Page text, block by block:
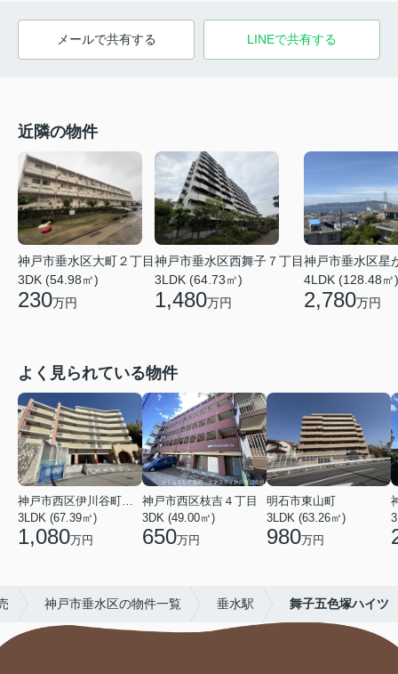
メールで共有する LINEで共有する
近隣の物件
神戸市垂水区大町２丁目
3DK (54.98㎡)
230万円
神戸市垂水区西舞子７丁目
3LDK (64.73㎡)
1,480万円
神戸市垂水区星
4LDK (128.48㎡)
2,780万円
よく見られている物件
3LDK (67.39㎡)
1,080万円
神戸市西区枝吉４丁目
3DK (49.00㎡)
650万円
明石市東山町
3LDK (63.26㎡)
980万円
神戸市垂水区の物件一覧 垂水駅 舞子五色塚ハイツ